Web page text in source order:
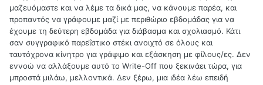
μαζευόμαστε και να λέμε τα δικά μας, να κάνουμε παρέα, και
προπαντός να γράφουμε μαζί με περιθώριο εβδομάδας για να
έχουμε τη δεύτερη εβδομάδα για διάβασμα και σχολιασμό. Κάτι
σαν συγγραφικό παρεΐστικο στέκι ανοιχτό σε όλους και
ταυτόχρονα κίνητρο για γράψιμο και εξάσκηση με φίλους/ες. Δεν
εννοώ να αλλάξουμε αυτό το Write-Off που ξεκινάει τώρα, για
μπροστά μιλάω, μελλοντικά. Δεν ξέρω, μια ιδέα λέω επειδή